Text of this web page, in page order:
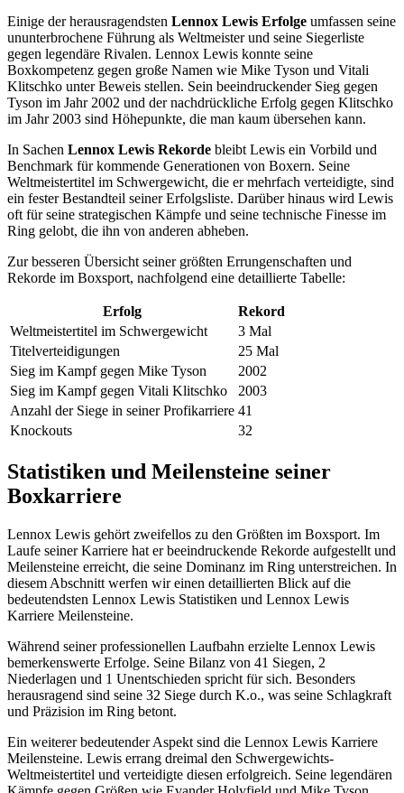
Einige der herausragendsten Lennox Lewis Erfolge umfassen seine
ununterbrochene Führung als Weltmeister und seine Siegerliste
gegen legendäre Rivalen. Lennox Lewis konnte seine
Boxkompetenz gegen große Namen wie Mike Tyson und Vitali
Klitschko unter Beweis stellen. Sein beeindruckender Sieg gegen
Tyson im Jahr 2002 und der nachdrückliche Erfolg gegen Klitschko
im Jahr 2003 sind Höhepunkte, die man kaum übersehen kann.
In Sachen Lennox Lewis Rekorde bleibt Lewis ein Vorbild und
Benchmark für kommende Generationen von Boxern. Seine
Weltmeistertitel im Schwergewicht, die er mehrfach verteidigte, sind
ein fester Bestandteil seiner Erfolgsliste. Darüber hinaus wird Lewis
oft für seine strategischen Kämpfe und seine technische Finesse im
Ring gelobt, die ihn von anderen abheben.
Zur besseren Übersicht seiner größten Errungenschaften und
Rekorde im Boxsport, nachfolgend eine detaillierte Tabelle:
Erfolg
Rekord
Weltmeistertitel im Schwergewicht
3 Mal
Titelverteidigungen
25 Mal
Sieg im Kampf gegen Mike Tyson
2002
Sieg im Kampf gegen Vitali Klitschko
2003
Anzahl der Siege in seiner Profikarriere 41
Knockouts
32
Statistiken und Meilensteine seiner
Boxkarriere
Lennox Lewis gehört zweifellos zu den Größten im Boxsport. Im
Laufe seiner Karriere hat er beeindruckende Rekorde aufgestellt und
Meilensteine erreicht, die seine Dominanz im Ring unterstreichen. In
diesem Abschnitt werfen wir einen detaillierten Blick auf die
bedeutendsten Lennox Lewis Statistiken und Lennox Lewis
Karriere Meilensteine.
Während seiner professionellen Laufbahn erzielte Lennox Lewis
bemerkenswerte Erfolge. Seine Bilanz von 41 Siegen, 2
Niederlagen und 1 Unentschieden spricht für sich. Besonders
herausragend sind seine 32 Siege durch K.o., was seine Schlagkraft
und Präzision im Ring betont.
Ein weiterer bedeutender Aspekt sind die Lennox Lewis Karriere
Meilensteine. Lewis errang dreimal den Schwergewichts-
Weltmeistertitel und verteidigte diesen erfolgreich. Seine legendären